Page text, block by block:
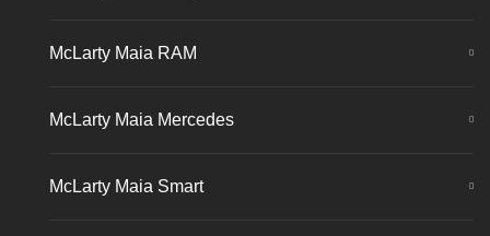
McLarty Maia RAM
McLarty Maia Mercedes
McLarty Maia Smart